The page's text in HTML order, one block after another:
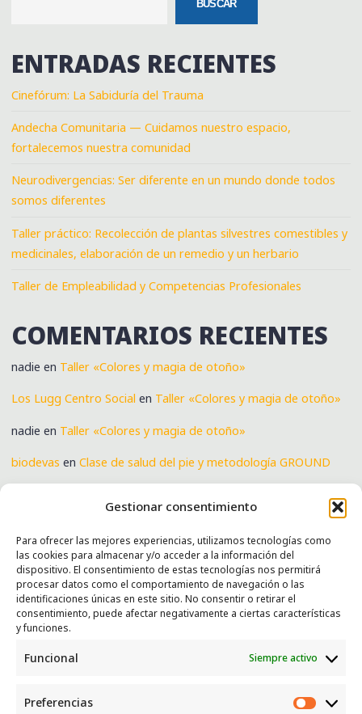
Gestionar consentimiento
Para ofrecer las mejores experiencias, utilizamos tecnologías como
las cookies para almacenar y/o acceder a la información del
dispositivo. El consentimiento de estas tecnologías nos permitirá
procesar datos como el comportamiento de navegación o las
identificaciones únicas en este sitio. No consentir o retirar el
consentimiento, puede afectar negativamente a ciertas características
y funciones.
Funcional Siempre activo
Preferencias
BUSCAR
ENTRADAS RECIENTES
Cinefórum: La Sabiduría del Trauma
Andecha Comunitaria — Cuidamos nuestro espacio,
fortalecemos nuestra comunidad
Neurodivergencias: Ser diferente en un mundo donde todos
somos diferentes
Taller práctico: Recolección de plantas silvestres comestibles y
medicinales, elaboración de un remedio y un herbario
Taller de Empleabilidad y Competencias Profesionales
COMENTARIOS RECIENTES
nadie en Taller «Colores y magia de otoño»
Los Lugg Centro Social en Taller «Colores y magia de otoño»
nadie en Taller «Colores y magia de otoño»
biodevas enClase de salud del pie y metodología GROUND
SERVICIOS
Recogida e intercambio de ropa y enseres.
INFORMACIÓN
Política de privacidad